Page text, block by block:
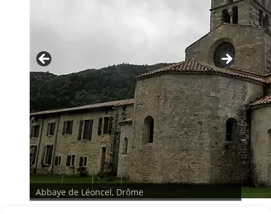
Abbaye de Léoncel, Drôme